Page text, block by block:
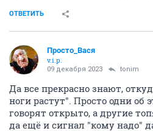
ОТВЕТИТЬ
Просто_Вася
v.i.p.
09 декабря 2023 tonim
Да все прекрасно знают,
ноги растут". Просто одни об
говорят открыто, а другие
да ещё и сигнал "кому надо"